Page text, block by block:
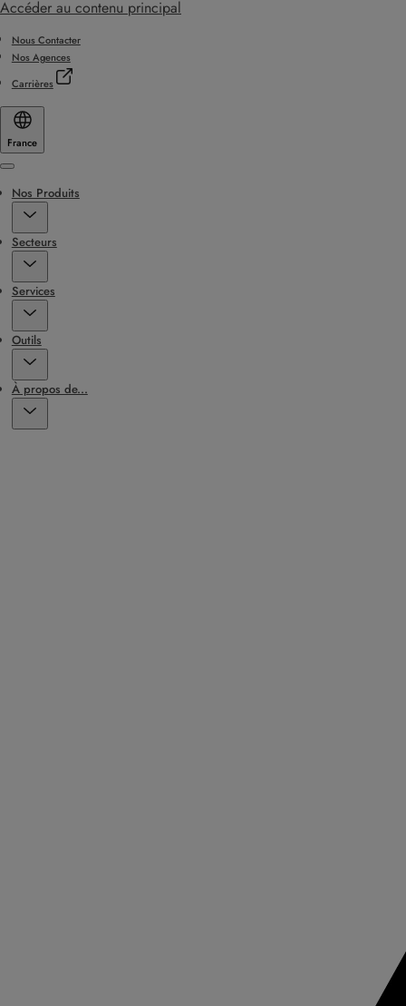
Accéder au contenu principal
Nous Contacter
Nos Agences
Carrières
France
Menu
Nos Produits
Secteurs
Services
Outils
À propos de...